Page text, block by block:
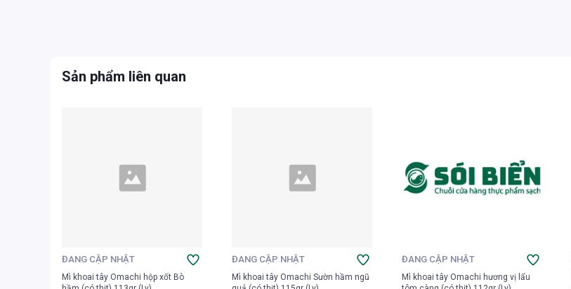
Sản phẩm liên quan
ĐANG CẬP NHẬT
Mì khoai tây Omachi hộp xốt Bò
ĐANG CẬP NHẬT
Mì khoai tây Omachi Sườn hầm ngũ
ĐANG CẬP NHẬT
Mì khoai tây Omachi hương vị lẩu